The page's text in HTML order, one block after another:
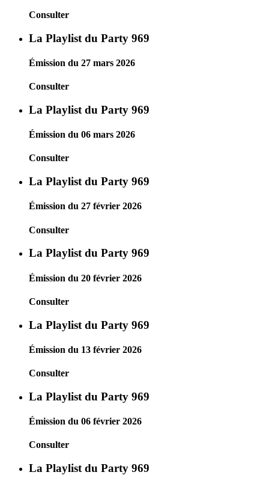
Consulter
La Playlist du Party 969
Émission du 27 mars 2026
Consulter
La Playlist du Party 969
Émission du 06 mars 2026
Consulter
La Playlist du Party 969
Émission du 27 février 2026
Consulter
La Playlist du Party 969
Émission du 20 février 2026
Consulter
La Playlist du Party 969
Émission du 13 février 2026
Consulter
La Playlist du Party 969
Émission du 06 février 2026
Consulter
La Playlist du Party 969